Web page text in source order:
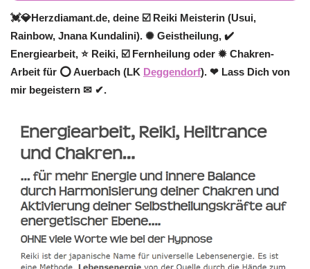
💓️💎Herzdiamant.de, deine ☑️ Reiki Meisterin (Usui,
Rainbow, Jnana Kundalini). ✺ Geistheilung, ✔️
Energiearbeit, ⭐ Reiki, ☑️ Fernheilung oder ✹ Chakren-
Arbeit für ⭕ Auerbach (LK Deggendorf). ❤ Lass Dich von
mir begeistern ✉ ✔.